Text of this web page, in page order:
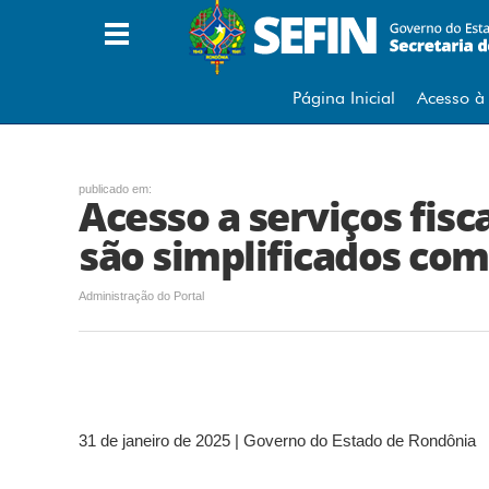
C
Carta de Anuência à PGE
Cartão Cidade
Certidão Negativa
Cidadania Empresarial
Consulta Internamento Notas
DARE Avulso
Página Inicial Acesso
publicado em:
Acesso a serviços
são simplificados com
Administração do Portal
31 de janeiro de 2025 | Governo do Estado de Rondônia